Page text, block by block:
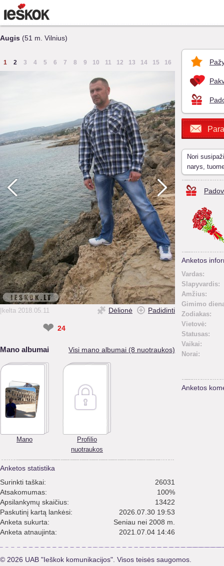
Augis (51 m. Vilnius)
1 2 3 4 5 6 7 8 9 10 11 12 13 14 15 16
Įkelta 2018.05.11 Dėlionė Padidinti
❤ 24
Mano albumai Visi mano albumai (8 nuotraukos)
Mano
Profilio
nuotraukos
Anketos statistika
Surinkti taškai:
26031
Atsakomumas:
100%
Apsilankymų skaičius:
13422
Paskutinį kartą lankėsi:
2026.07.30 19:53
Anketa sukurta:
Seniau nei 2008 m.
Anketa atnaujinta:
2021.07.04 14:46
Nori
narys,
Anketos
Vardas:
Slapyvardis:
Amžius:
Gimimo
Zodiakas:
Vietovė:
Statusas:
Vaikai:
Norai:
Anketos
© 2026 UAB "Ieškok komunikacijos". Visos teisės saugomos.